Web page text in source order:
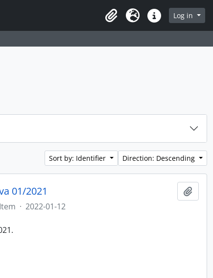
in browse page
ClipboardLanguageQuick linksLog in
Sort by: Identifier Direction: Descending
01/2021
Item · 2022-01-12